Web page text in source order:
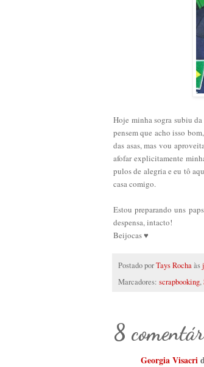
Hoje minha sogra subiu
pensem que acho isso
das asas, mas vou
afofar explicitamente
pulos de alegria e eu tô
casa comigo.
Estou preparando uns
despensa, intacto!
Beijocas ♥
Postado porTays Rochaàs
Marcadores: scrapbooking,
8
Georgia Visacri